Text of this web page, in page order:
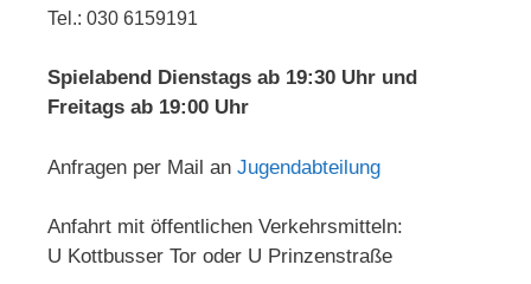
Tel.: 030 6159191
Spielabend Dienstags ab 19:30 Uhr und
Freitags ab 19:00 Uhr
Anfragen per Mail an Jugendabteilung
Anfahrt mit öffentlichen Verkehrsmitteln:
U Kottbusser Tor oder U Prinzenstraße